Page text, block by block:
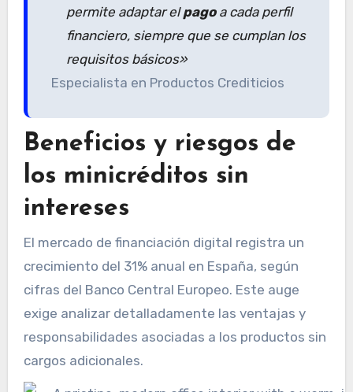
permite adaptar elpagoa cada perfil
financiero, siempre que se cumplan los
requisitos básicos»
Especialista en Productos Crediticios
Beneficios y riesgos de
los minicréditos sin
intereses
El mercado de financiación digital registra un
crecimiento del 31% anual en España, según
cifras del Banco Central Europeo. Este auge
exige analizar detalladamente las ventajas y
responsabilidades asociadas a los productos sin
cargos adicionales.